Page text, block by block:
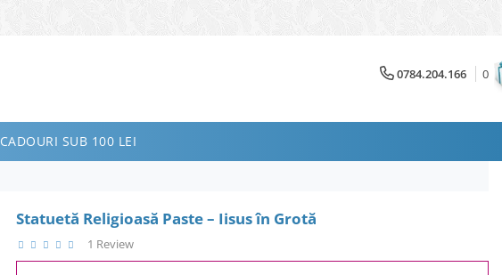
0784.204.166 0
CADOURI SUB 100 LEI
Statuetă Religioasă Paste – Iisus în Grotă
1 Review